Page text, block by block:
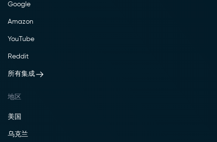
Google
Amazon
YouTube
Reddit
所有集成
地区
美国
乌克兰